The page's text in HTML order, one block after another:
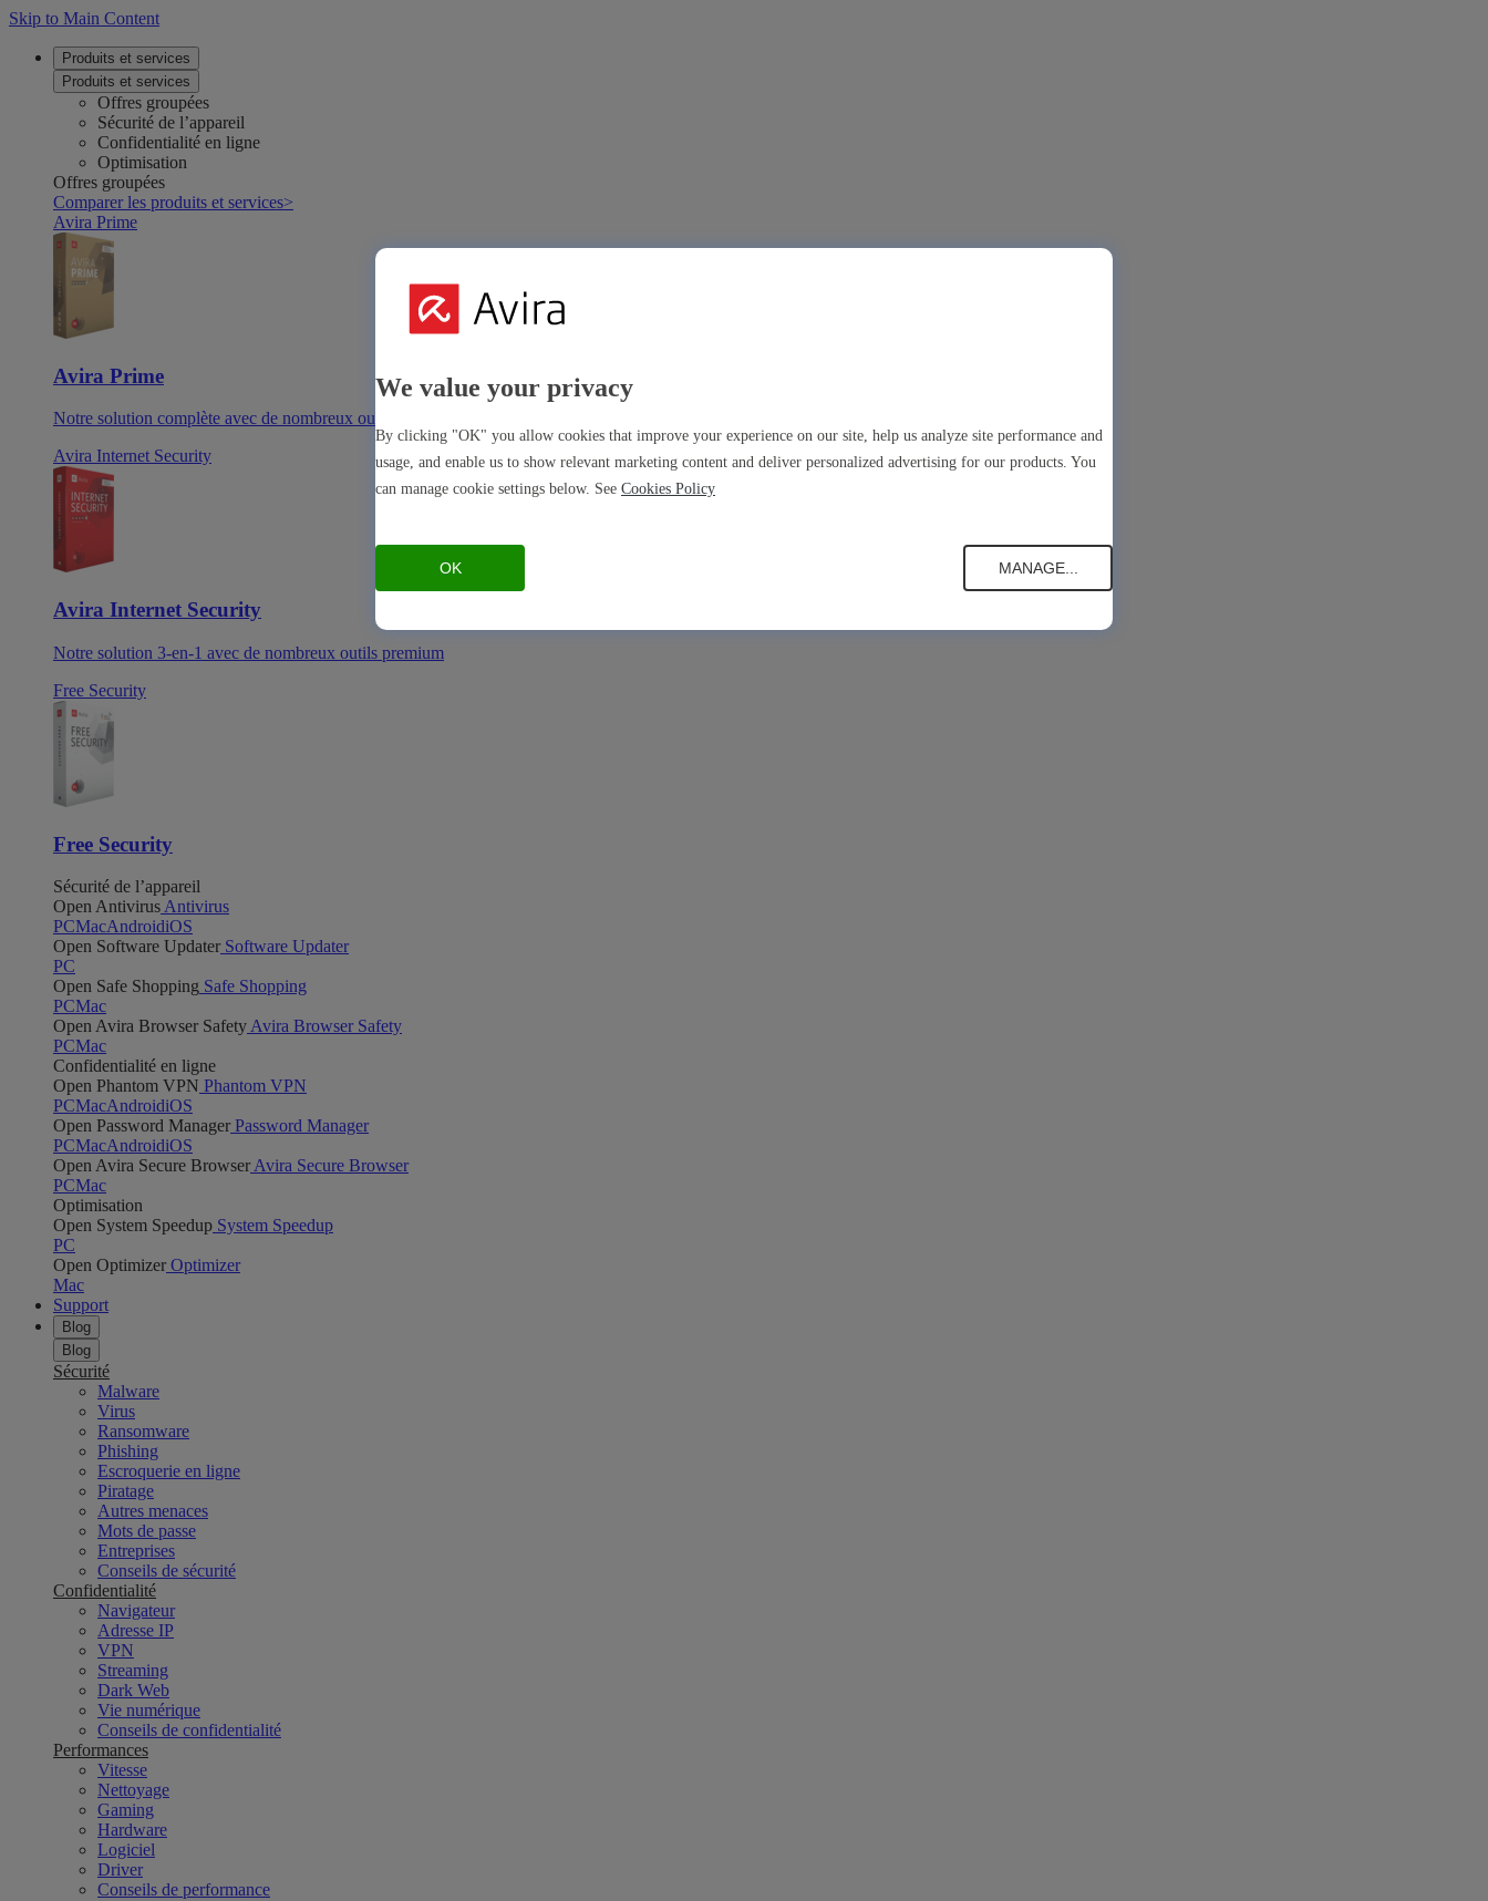
Skip to Main Content
Produits et services
Produits et services
Offres groupées
Sécurité de l’appareil
Confidentialité en ligne
Optimisation
Offres groupées
Comparer les produits et services>
Avira Prime
Avira Prime
Notre solution complète avec de nombreux outils et applications premium
Avira Internet Security
Avira Internet Security
Notre solution 3-en-1 avec de nombreux outils premium
Free Security
Free Security
Sécurité de l’appareil
Open Antivirus Antivirus
PCMacAndroidiOS
Open Software Updater Software Updater
PC
Open Safe Shopping Safe Shopping
PCMac
Open Avira Browser Safety Avira Browser Safety
PCMac
Confidentialité en ligne
Open Phantom VPN Phantom VPN
PCMacAndroidiOS
Open Password Manager Password Manager
PCMacAndroidiOS
Open Avira Secure Browser Avira Secure Browser
PCMac
Optimisation
Open System Speedup System Speedup
PC
Open Optimizer Optimizer
Mac
Support
Blog
Blog
Sécurité
Malware
Virus
Ransomware
Phishing
Escroquerie en ligne
Piratage
Autres menaces
Mots de passe
Entreprises
Conseils de sécurité
Confidentialité
Navigateur
Adresse IP
VPN
Streaming
Dark Web
Vie numérique
Conseils de confidentialité
Performances
Vitesse
Nettoyage
Gaming
Hardware
Logiciel
Driver
Conseils de performance
We value your privacy
By clicking "OK" you allow cookies that improve your experience on our site, help us analyze site performance and
usage, and enable us to show relevant marketing content and deliver personalized advertising for our products. You
can manage cookie settings below. See Cookies Policy
OK MANAGE...